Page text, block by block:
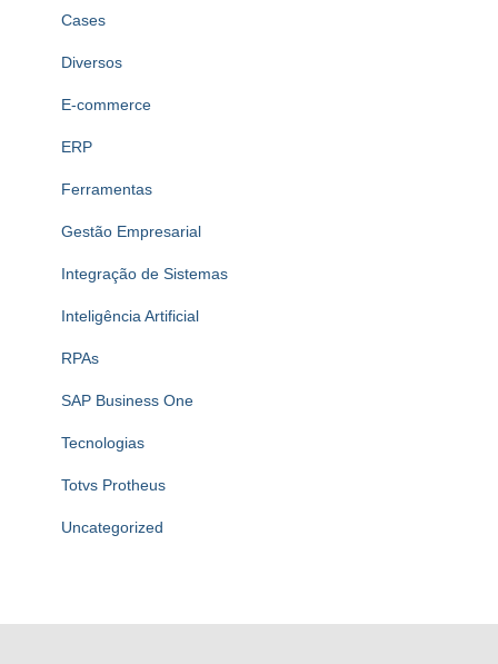
Cases
Diversos
E-commerce
ERP
Ferramentas
Gestão Empresarial
Integração de Sistemas
Inteligência Artificial
RPAs
SAP Business One
Tecnologias
Totvs Protheus
Uncategorized